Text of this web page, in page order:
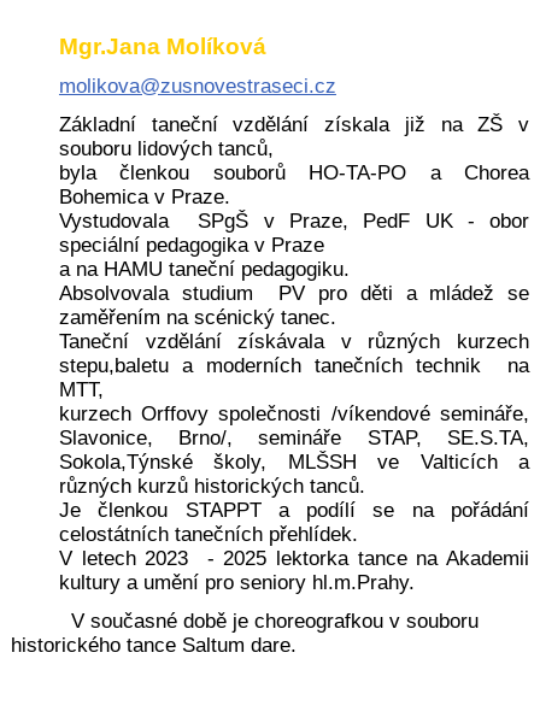
Mgr.Jana Molíková
molikova@zusnovestraseci.cz
Základní taneční vzdělání získala již na ZŠ v
souboru lidových tanců,
byla členkou souborů HO-TA-PO a Chorea
Bohemica v Praze.
Vystudovala SPgŠ v Praze, PedF UK - obor
speciální pedagogika v Praze
a na HAMU taneční pedagogiku.
Absolvovala studium PV pro děti a mládež se
zaměřením na scénický tanec.
Taneční vzdělání získávala v různých kurzech
stepu,baletu a moderních tanečních technik na
MTT,
kurzech Orffovy společnosti /víkendové semináře,
Slavonice, Brno/, semináře STAP, SE.S.TA,
Sokola,Týnské školy, MLŠSH ve Valticích a
různých kurzů historických tanců.
Je členkou STAPPT a podílí se na pořádání
celostátních tanečních přehlídek.
V letech 2023 - 2025 lektorka tance na Akademii
kultury a umění pro seniory hl.m.Prahy.
V současné době je choreografkou v souboru
historického tance Saltum dare.